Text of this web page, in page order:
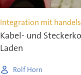
Integration mit
Kabel- und
Laden
Rolf Horn